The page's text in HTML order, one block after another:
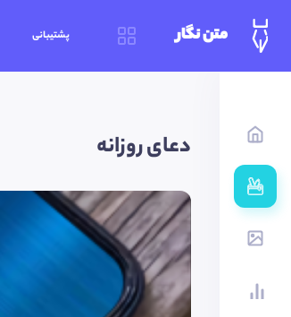
متن نگار پشتیبانی
دعای روزانه